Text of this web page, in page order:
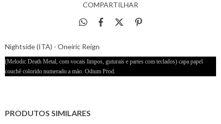
COMPARTILHAR
Nightside (ITA) - Oneiric Reign
(Melodic Death Metal, com vocais limpos, guturais e partes com teclados) capa papel
couchê colorido numerado a mão. Odium Prod.
PRODUTOS SIMILARES